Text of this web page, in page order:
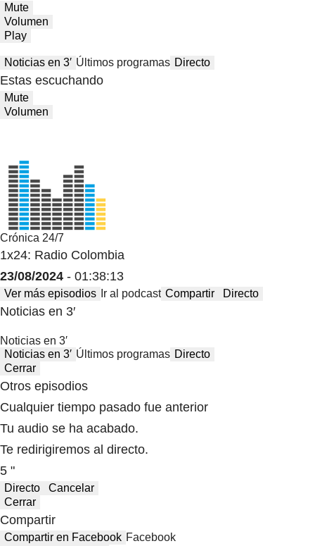
Mute
Volumen
Play
Noticias en 3′ Últimos programas Directo
Estas escuchando
Mute
Volumen
Crónica 24/7
1x24: Radio Colombia
23/08/2024 - 01:38:13
Ver más episodios Ir al podcast Compartir Directo
Noticias en 3′
Noticias en 3′
Noticias en 3′ Últimos programas Directo
Cerrar
Otros episodios
Cualquier tiempo pasado fue anterior
Tu audio se ha acabado.
Te redirigiremos al directo.
5 "
Directo
Cancelar
Cerrar
Compartir
Compartir en Facebook Facebook